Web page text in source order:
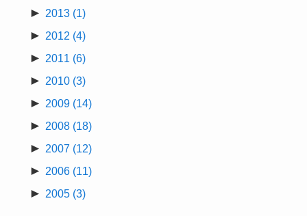
► 2013 (1)
► 2012 (4)
► 2011 (6)
► 2010 (3)
► 2009 (14)
► 2008 (18)
► 2007 (12)
► 2006 (11)
► 2005 (3)